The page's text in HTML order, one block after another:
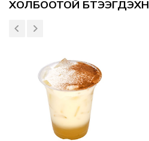
Үзүүлэлтүүд
ХОЛБООТОЙ БҮТЭЭГДЭХҮҮН